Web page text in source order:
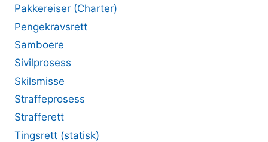
Pakkereiser (Charter)
Pengekravsrett
Samboere
Sivilprosess
Skilsmisse
Straffeprosess
Strafferett
Tingsrett (statisk)